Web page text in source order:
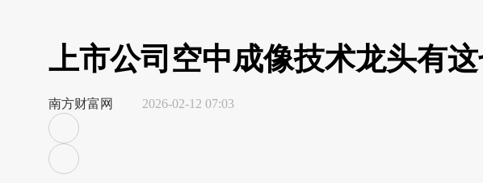
上市公司空中成像技术龙头有这
南方财富网 2026-02-12 07:03